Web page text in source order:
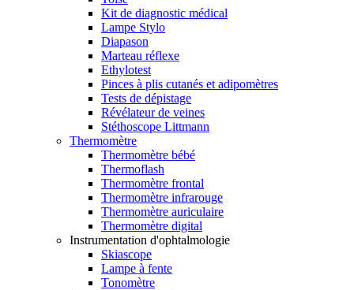
Kit de diagnostic médical
Lampe Stylo
Diapason
Marteau réflexe
Ethylotest
Pinces à plis cutanés et adipomètres
Tests de dépistage
Révélateur de veines
Stéthoscope Littmann
Thermomètre
Thermomètre bébé
Thermoflash
Thermomètre frontal
Thermomètre infrarouge
Thermomètre auriculaire
Thermomètre digital
Instrumentation d'ophtalmologie
Skiascope
Lampe à fente
Tonomètre